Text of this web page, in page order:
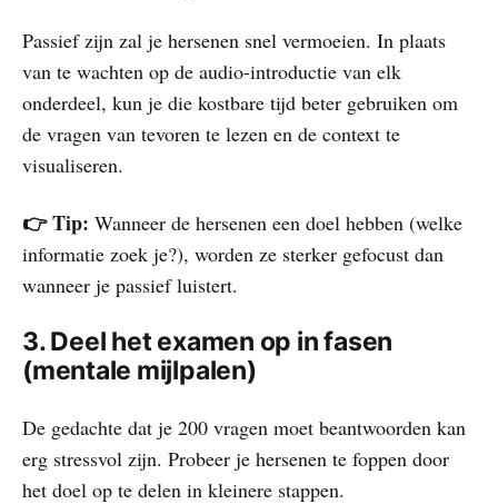
Passief zijn zal je hersenen snel vermoeien. In plaats
van te wachten op de audio-introductie van elk
onderdeel, kun je die kostbare tijd beter gebruiken om
de vragen van tevoren te lezen en de context te
visualiseren.
👉 Tip: Wanneer de hersenen een doel hebben (welke
informatie zoek je?), worden ze sterker gefocust dan
wanneer je passief luistert.
3. Deel het examen op in fasen
(mentale mijlpalen)
De gedachte dat je 200 vragen moet beantwoorden kan
erg stressvol zijn. Probeer je hersenen te foppen door
het doel op te delen in kleinere stappen.